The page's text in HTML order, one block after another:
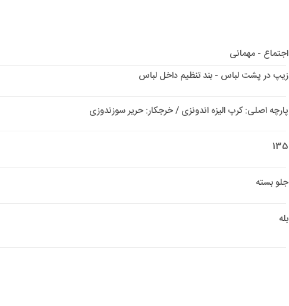
اجتماع - مهمانی
زیپ در پشت لباس - بند تنظیم داخل لباس
پارچه اصلی: کرپ الیزه اندونزی / خرجکار: حریر سوزندوزی
135
جلو بسته
بله